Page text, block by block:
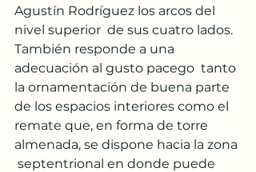
Agustín Rodríguez los arcos del
nivel superior  de sus cuatro lados.
También responde a una
adecuación al gusto pacego  tanto
la ornamentación de buena parte
de los espacios interiores como el
remate que, en forma de torre
almenada, se dispone hacia la zona
septentrional en donde puede